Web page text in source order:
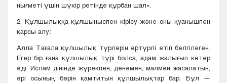
нығметі үшін шүкір ретінде құрбан шал».
2. Құлшылыққа құлшыныспен кірісу және оны қуанышпен
қарсы алу:
Алла Тағала құлшылық түрлерін әртүрлі етіп белгілеген.
Егер бір ғана құлшылық түрі болса, адам жалығып кетер
еді. Ислам дінінде жүрекпен, денемен, малмен жасалатын,
әрі осының бәрін қамтитын құлшылықтар бар. Бұл —